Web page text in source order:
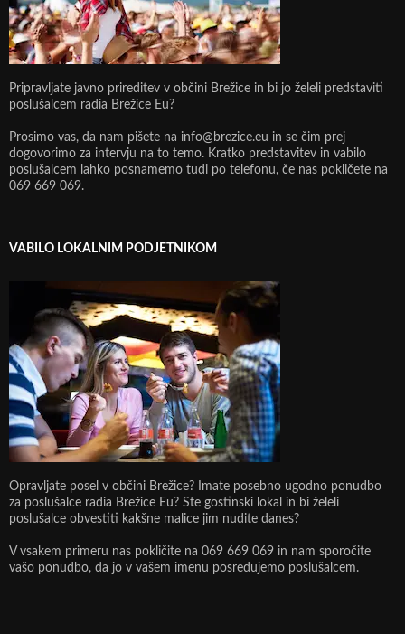
Pripravljate javno prireditev v občini Brežice in bi jo želeli predstaviti
poslušalcem radia Brežice Eu?
Prosimo vas, da nam pišete na info@brezice.eu in se čim prej
dogovorimo za intervju na to temo. Kratko predstavitev in vabilo
poslušalcem lahko posnamemo tudi po telefonu, če nas pokličete na
069 669 069.
VABILO LOKALNIM PODJETNIKOM
Opravljate posel v občini Brežice? Imate posebno ugodno ponudbo
za poslušalce radia Brežice Eu? Ste gostinski lokal in bi želeli
poslušalce obvestiti kakšne malice jim nudite danes?
V vsakem primeru nas pokličite na 069 669 069 in nam sporočite
vašo ponudbo, da jo v vašem imenu posredujemo poslušalcem.